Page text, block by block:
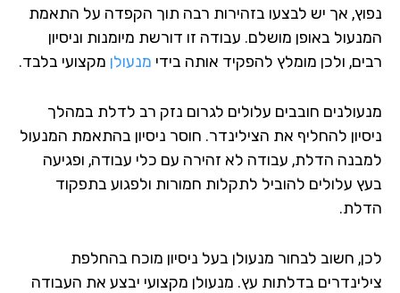
אך יש לבצעו בזהירות רבה תוך הקפדה על התאמת
באופן מושלם. עבודה זו דורשת מיומנות וניסיון
ולכן מומלץ להפקיד אותה בידי מנעולןמקצועי בלבד.
חובבים עלולים לגרום נזק רב לדלת במהלך
להחליף את הצילינדר. חוסר ניסיון בהתאמת המנעול
הדלת, עבודה לא זהירה עם כלי עבודה, ופגיעה
עלולים להוביל לתקלות חמורות ולפגוע בתפקוד
חשוב לבחור מנעולן בעל ניסיון מוכח בהחלפת
בדלתות עץ. מנעולן מקצועי יבצע את העבודה